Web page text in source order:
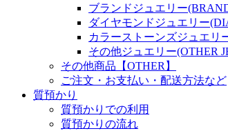
ブランドジュエリー
ダイヤモンドジュエリー
カラーストーンズジュエリ
その他ジュエリー(OTHER
その他商品【OTHER】
ご注文・お支払い・配送方法など
質預かり
質預かりでの利用
質預かりの流れ